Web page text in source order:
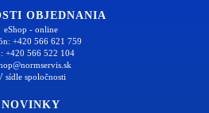
OBJEDNANIA
eShop - online
+420 566 621 759
+420 566 522 104
sídle spoločnosti
NOVINKY